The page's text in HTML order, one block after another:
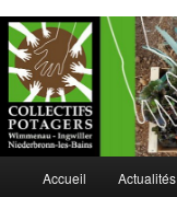
Aller
Aller
Accueil Actualités